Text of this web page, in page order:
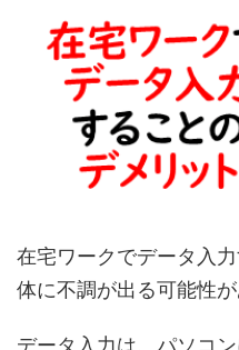
在宅ワークでデータ入
体に不調が出る可能性が
データ入力は、パソコ